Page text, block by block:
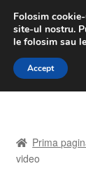
LIVRARE
luni-vineri
Sari
Sari
A lua legatura
Prima
video
Folosim
site-ul nostru.
le folosim sau
Accept